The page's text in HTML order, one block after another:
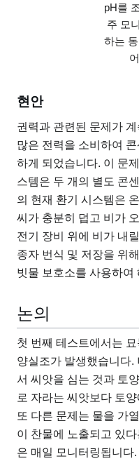
pH를
주 모
하는
현안
권력과 관련된 문제가
많은 전력을 소비하여
하게 되었습니다. 이 문
스템은 두 개의 별도 콘
의 현재 환기 시스템은
씨가 충분히 덥고 비가
전기 장비 위에 비가 내
종자 번식 및 저장을 위
빗물 보호소를 사용하여
논의
첫 번째 테스트에서는
양실조가 발생했습니다.
서 씨앗을 심는 것과 토
로 자라는 씨앗보다 토
또 다른 문제는 물을 가
이 찬물에 노출되고 있
은 매일 모니터링됩니다.